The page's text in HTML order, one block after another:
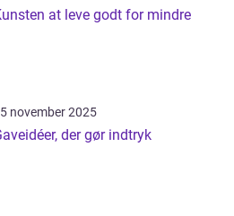
at leve godt for mindre
november 2025
der gør indtryk